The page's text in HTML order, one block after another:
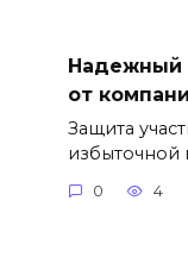
Надежный
от
Защита
избыточной
0 4